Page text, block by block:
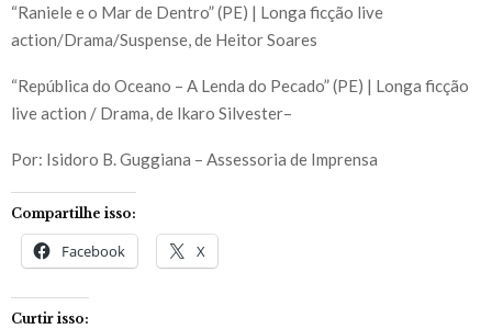
“Raniele e o Mar de Dentro” (PE) | Longa ficção live
action/Drama/Suspense, de Heitor Soares
“República do Oceano – A Lenda do Pecado” (PE) | Longa ficção
live action / Drama, de Ikaro Silvester–
Por: Isidoro B. Guggiana – Assessoria de Imprensa
Compartilhe isso:
Facebook X
Curtir isso: